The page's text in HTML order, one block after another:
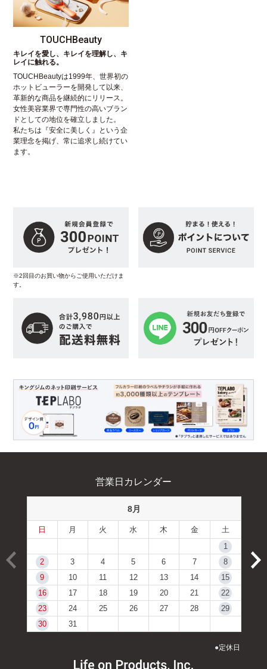
TOUCHBeauty
キレイを愛し、キレイを理解し、キ
レイに触れる。
TOUCHBeautyは1999年、世界初の
ホットビューラーを開発して以来、
革新的な商品を継続的にリリース。
女性美容業界で専門性の高いブラン
ドとしての地位を確立しました。
私たちは『安全に美しく』という企
業理念を掲げ、常に追求し続けてい
ます。
※2回目のお買い物からご使用いただけま
す。
営業日カレンダー
8月
日 月 火 水 木 金
土
1
2
3 4 5 6 7
8
9
10 11 12 13 14
15
16
17 18 19 20 21
22
23
24 25 26 27 28
29
30
31
●定休日